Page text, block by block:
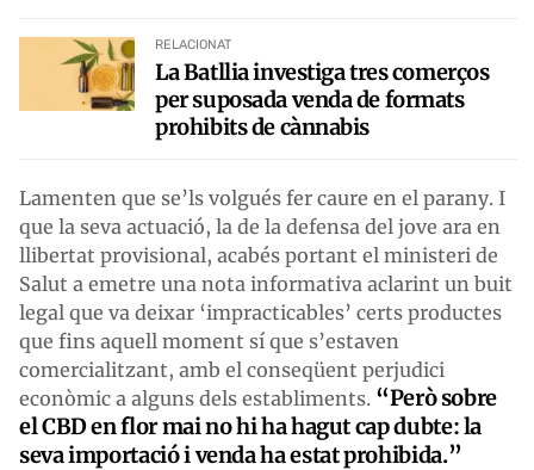
RELACIONAT
La Batllia investiga tres comerços
per suposada venda de formats
prohibits de cànnabis
Lamenten que se’ls volgués fer caure en el parany. I
que la seva actuació, la de la defensa del jove ara en
llibertat provisional, acabés portant el ministeri de
Salut a emetre una nota informativa aclarint un buit
legal que va deixar ‘impracticables’ certs productes
que fins aquell moment sí que s’estaven
comercialitzant, amb el conseqüent perjudici
econòmic a alguns dels establiments. “Però sobre
el CBD en flor mai no hi ha hagut cap dubte: la
seva importació i venda ha estat prohibida.”